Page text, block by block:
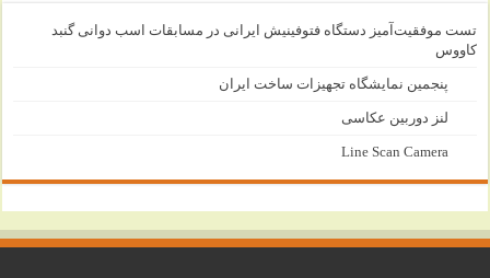
تست موفقیت‌آمیز دستگاه فتوفینیش ایرانی در مسابقات اسب دوانی گنبد
کاووس
پنجمین نمایشگاه تجهیزات ساخت ایران
لنز دوربین عکاسی
Line Scan Camera